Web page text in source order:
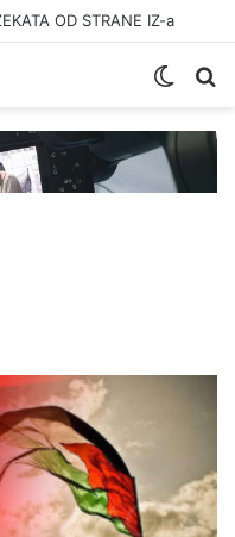
OD STRANE IZ-a
Switch